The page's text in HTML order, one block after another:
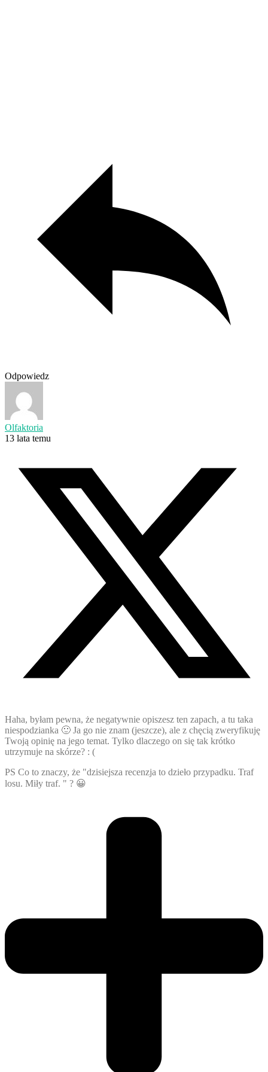
Odpowiedz
Olfaktoria
13 lata temu
Haha, byłam pewna, że negatywnie opiszesz ten zapach, a tu taka
niespodzianka 🙂 Ja go nie znam (jeszcze), ale z chęcią zweryfikuję
Twoją opinię na jego temat. Tylko dlaczego on się tak krótko
utrzymuje na skórze? : (
PS Co to znaczy, że "dzisiejsza recenzja to dzieło przypadku. Traf
losu. Miły traf. " ? 😀